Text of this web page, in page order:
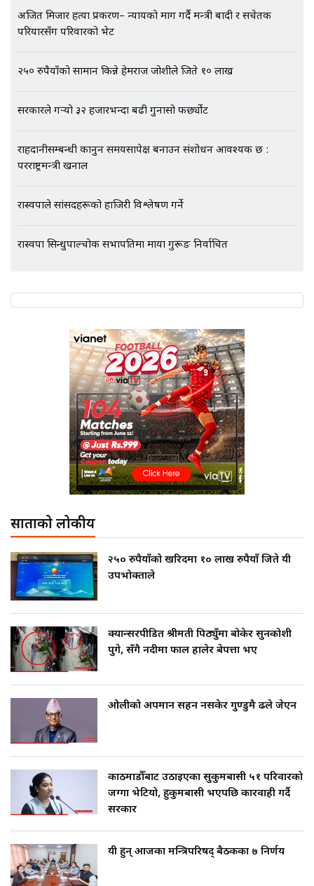
अर्ब बढी घुस!|| SIDHAKURA ||
गायब || Everest Hospital
अजित मिजार हत्या प्रकरण– न्यायको माग गर्दै मन्त्री बादी र सचेतक
परियारसँग परिवारको भेट
२५० रुपैयाँको सामान किन्ने हेमराज जोशीले जिते १० लाख
सरकारले गर्‍यो ३२ हजारभन्दा बढी गुनासो फर्छ्योट
राहदानीसम्बन्धी कानुन समयसापेक्ष बनाउन संशोधन आवश्यक छ :
परराष्ट्रमन्त्री खनाल
रास्वपाले सांसदहरूको हाजिरी विश्लेषण गर्ने
रास्वपा सिन्धुपाल्चोक सभापतिमा माया गुरूङ निर्वाचित
साताको लोकप्रीय
२५० रुपैयाँको खरिदमा १० लाख रुपैयाँ जिते यी
उपभोक्ताले
क्यान्सरपीडित श्रीमती पिठ्युँमा बोकेर सुनकोशी
पुगे, सँगै नदीमा फाल हालेर बेपत्ता भए
ओलीको अपमान सहन नसकेर गुण्डुमै ढले जेएन
काठमाडौँबाट उठाइएका सुकुमबासी ५१ परिवारको
जग्गा भेटियो, हुकुमबासी भएपछि कारवाही गर्दै
सरकार
यी हुन् आजका मन्त्रिपरिषद् बैठकका ७ निर्णय